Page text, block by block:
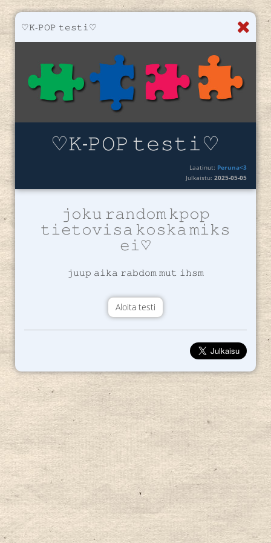
♡︎𝙺-𝙿𝙾𝙿 𝚝𝚎𝚜𝚝𝚒♡︎
♡︎𝙺-𝙿𝙾𝙿 𝚝𝚎𝚜𝚝𝚒♡︎
Laatinut: Peruna<3
Julkaistu:2025-05-05
𝚓𝚘𝚔𝚞 𝚛𝚊𝚗𝚍𝚘𝚖 𝚔𝚙𝚘𝚙
𝚝𝚒𝚎𝚝𝚘𝚟𝚒𝚜𝚊 𝚔𝚘𝚜𝚔𝚊 𝚖𝚒𝚔𝚜
𝚎𝚒♡︎
𝚓𝚞𝚞𝚙 𝚊𝚒𝚔𝚊 𝚛𝚊𝚋𝚍𝚘𝚖 𝚖𝚞𝚝 𝚒𝚑𝚜𝚖
Aloita testi